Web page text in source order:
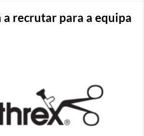
recrutar para a equipa